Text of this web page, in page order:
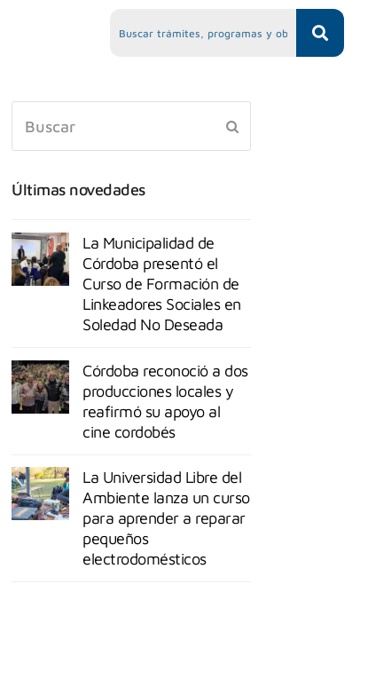
Últimas novedades
La Municipalidad de
Córdoba presentó el
Curso de Formación de
Linkeadores Sociales en
Soledad No Deseada
Córdoba reconoció a dos
producciones locales y
reafirmó su apoyo al
cine cordobés
La Universidad Libre del
Ambiente lanza un curso
para aprender a reparar
pequeños
electrodomésticos